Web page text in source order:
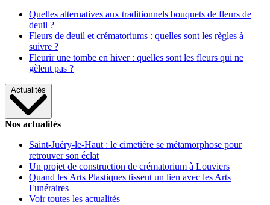
Quelles alternatives aux traditionnels bouquets de fleurs de
deuil ?
Fleurs de deuil et crématoriums : quelles sont les règles à
suivre ?
Fleurir une tombe en hiver : quelles sont les fleurs qui ne
gèlent pas ?
Actualités
Nos actualités
Saint-Juéry-le-Haut : le cimetière se métamorphose pour
retrouver son éclat
Un projet de construction de crématorium à Louviers
Quand les Arts Plastiques tissent un lien avec les Arts
Funéraires
Voir toutes les actualités